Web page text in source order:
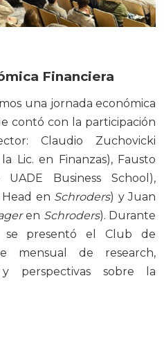
Financiera
una jornada económica
contó con la participación
Claudio Zuchovicki
Lic. en Finanzas), Fausto
Business School),
en Schroders) y Juan
en Schroders). Durante
se presentó el Club de
mensual de research,
y perspectivas sobre la